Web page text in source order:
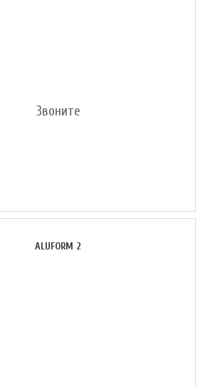
Звоните
ALUFORM 2